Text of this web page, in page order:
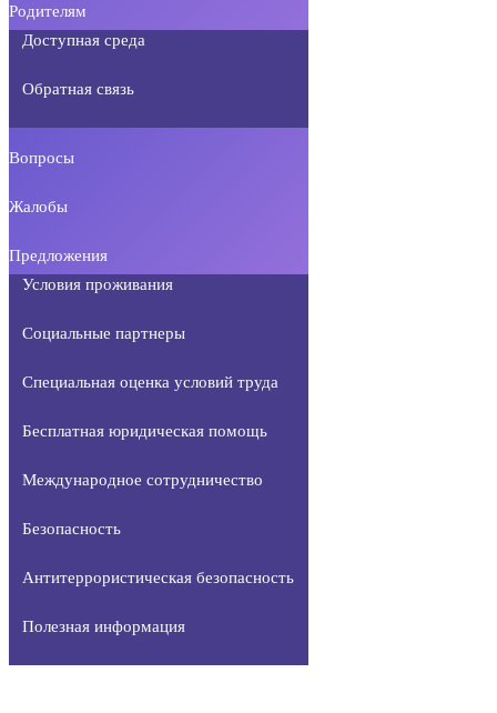
Родителям
Доступная среда
Обратная связь
Вопросы
Жалобы
Предложения
Условия проживания
Социальные партнеры
Специальная оценка условий труда
Бесплатная юридическая помощь
Международное сотрудничество
Безопасность
Антитеррористическая безопасность
Полезная информация